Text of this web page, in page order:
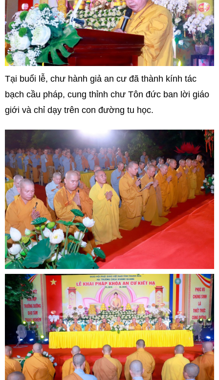
Tại buổi lễ, chư hành giả an cư đã thành kính tác
bạch cầu pháp, cung thỉnh chư Tôn đức ban lời giáo
giới và chỉ dạy trên con đường tu học.